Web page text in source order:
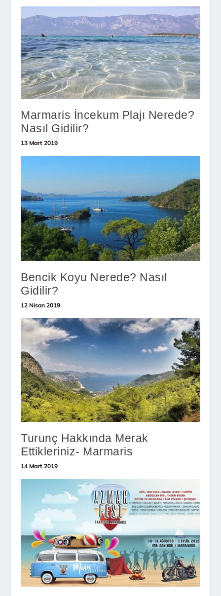
Marmaris İncekum Plajı Nerede?
Nasıl Gidilir?
13 Mart 2019
Bencik Koyu Nerede? Nasıl
Gidilir?
12 Nisan 2019
Turunç Hakkında Merak
Ettikleriniz- Marmaris
14 Mart 2019